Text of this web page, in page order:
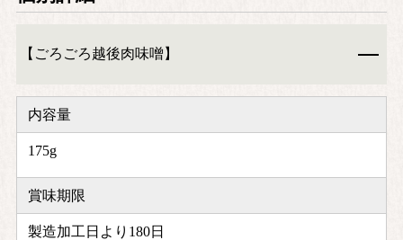
【ごろごろ越後肉味噌】
内容量
175g
賞味期限
製造加工日より180日